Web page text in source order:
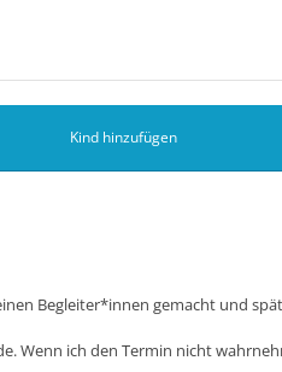
Kind hinzufügen
Begleiter*innen gemacht und
Wenn ich den Termin nicht